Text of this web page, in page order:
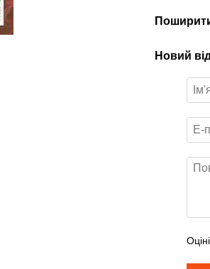
Новий